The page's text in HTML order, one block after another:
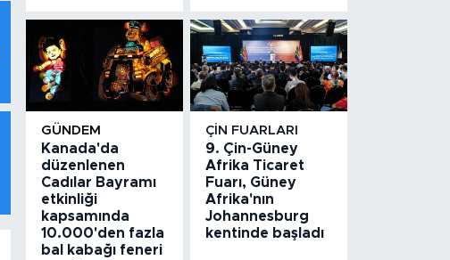
GÜNDEM
Kanada'da
düzenlenen
Cadılar Bayramı
etkinliği
kapsamında
10.000'den fazla
bal kabağı feneri
ÇIN FUARLARI
9. Çin-Güney
Afrika Ticaret
Fuarı, Güney
Afrika'nın
Johannesburg
kentinde başladı